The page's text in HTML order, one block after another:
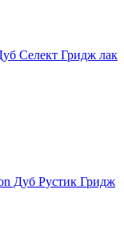
Селект Гридж лак
Дуб Рустик Гридж